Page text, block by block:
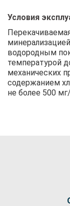
Условия
водородным
температурой
механических
содержанием
не более 500